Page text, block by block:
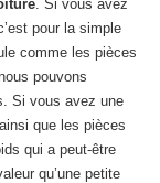
. Si vous avez
pour la simple
comme les pièces
pouvons
Si vous avez une
que les pièces
qui a peut-être
qu’une petite